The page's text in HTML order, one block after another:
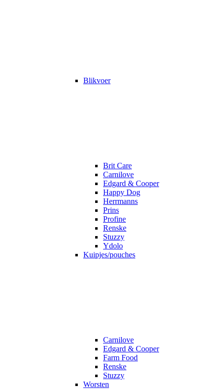
Blikvoer
Brit Care
Carnilove
Edgard & Cooper
Happy Dog
Herrmanns
Prins
Profine
Renske
Stuzzy
Ydolo
Kuipjes/pouches
Carnilove
Edgard & Cooper
Farm Food
Renske
Stuzzy
Worsten